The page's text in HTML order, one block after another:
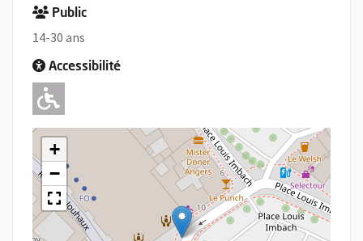
Public
14-30 ans
Accessibilité
Adapté pour l'handicap Moteur
+
−